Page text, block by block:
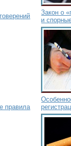
Закон о
и
правила